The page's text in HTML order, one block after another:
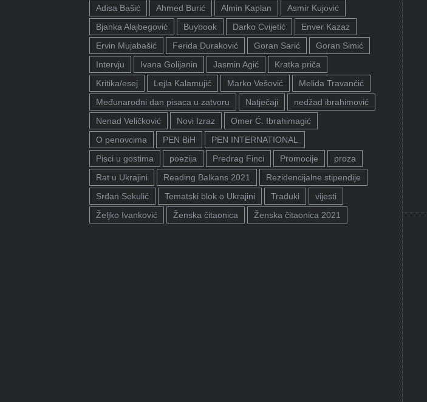
Adisa Bašić
Ahmed Burić Almin Kaplan
Asmir Kujović
Bjanka Alajbegović
Buybook Darko Cvijetić
Enver Kazaz
Ervin Mujabašić
Ferida Duraković Goran Sarić
Goran Simić
Intervju
Ivana Golijanin Jasmin Agić
Kratka priča
Kritika/esej
Lejla Kalamujić Marko Vešović
Melida Travančić
Međunarodni dan pisaca u zatvoru
Natječaji
nedžad ibrahimović
Nenad Veličković
Novi Izraz
Omer Ć. Ibrahimagić
O penovcima
PEN BiH
PEN INTERNATIONAL
Pisci u gostima
poezija Predrag Finci Promocije
proza
Rat u Ukrajini
Reading Balkans 2021
Rezidencijalne stipendije
Srđan Sekulić
Tematski blok o Ukrajini Traduki
vijesti
Željko Ivanković
Ženska čitaonica Ženska čitaonica 2021